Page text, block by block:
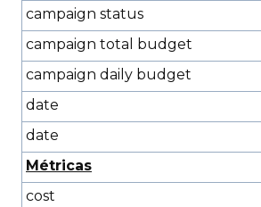
campaign status
campaign total budget
campaign daily budget
date
date
Métricas
cost